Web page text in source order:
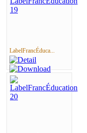
LabelFrancÉduca...